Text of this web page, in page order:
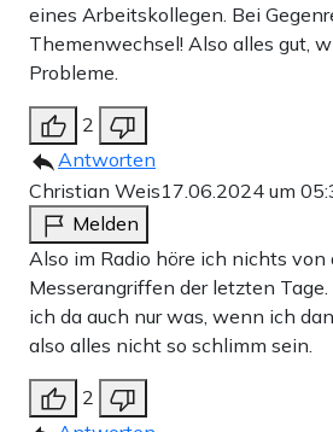
eines Arbeitskollegen. Bei
Themenwechsel! Also alles gut,
Probleme.
2
Antworten
Christian Weis17.06.2024 um
Melden
Also im Radio höre ich nichts von
Messerangriffen der letzten
ich da auch nur was, wenn ich
also alles nicht so schlimm sein.
2